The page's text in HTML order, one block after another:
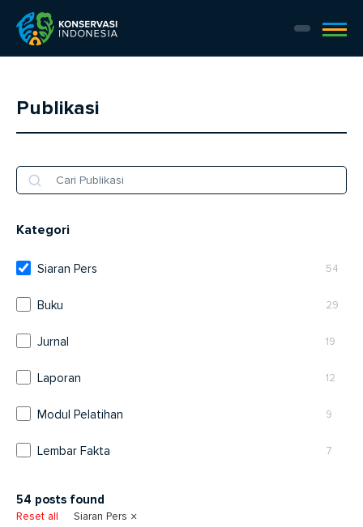
Publikasi
Kategori
Siaran Pers 54
Buku 29
Jurnal 19
Laporan 12
Modul Pelatihan 9
Lembar Fakta 7
54 posts found
Reset all Siaran Pers ×